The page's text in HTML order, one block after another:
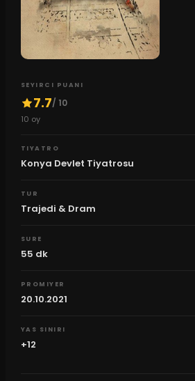
SEYIRCI PUANI
7.7/ 10
10 oy
TIYATRO
Konya Devlet Tiyatrosu
TUR
Trajedi & Dram
SURE
55 dk
PROMIYER
20.10.2021
YAS SINIRI
+12